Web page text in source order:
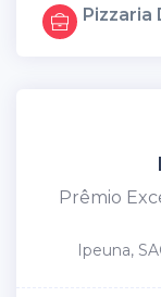
Pizzaria
Prêmio
Ipeuna,